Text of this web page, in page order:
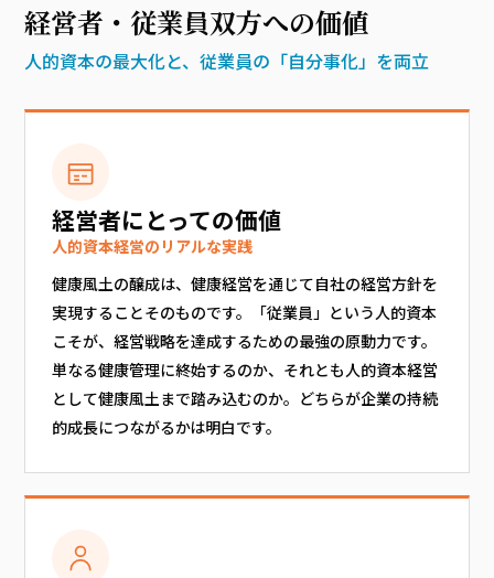
経営者・従業員双方への価値
人的資本の最大化と、従業員の「自分事化」を両立
経営者にとっての価値
人的資本経営のリアルな実践
健康風土の醸成は、健康経営を通じて自社の経営方針を
実現することそのものです。「従業員」という人的資本
こそが、経営戦略を達成するための最強の原動力です。
単なる健康管理に終始するのか、それとも人的資本経営
として健康風土まで踏み込むのか。どちらが企業の持続
的成長につながるかは明白です。